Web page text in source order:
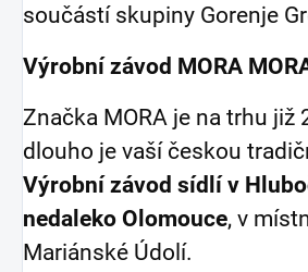
součástí skupiny Gorenje
Výrobní závod MORA
Značka MORA je na trhu již
dlouho je vaší českou
Výrobní závod sídlí v
nedaleko Olomouce, v
Mariánské Údolí.